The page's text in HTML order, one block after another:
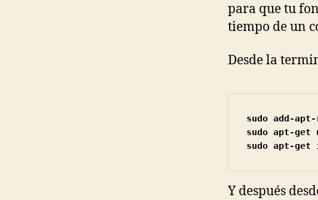
para que tu
tiempo de un
Desde la
sudo add-
sudo apt-get
sudo apt-
Y después